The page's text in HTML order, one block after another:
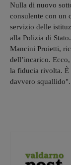
Nulla di nuovo
consulente con un
servizio delle
alla Polizia di
Mancini Proietti,
dell’incarico.
la fiducia rivolta. È
davvero squallido".